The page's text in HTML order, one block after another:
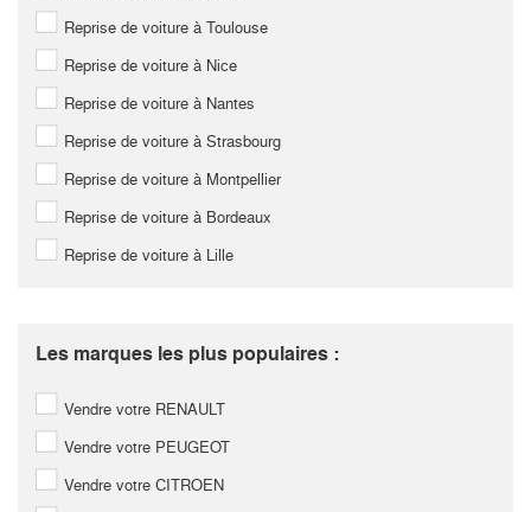
Reprise de voiture à Toulouse
Reprise de voiture à Nice
Reprise de voiture à Nantes
Reprise de voiture à Strasbourg
Reprise de voiture à Montpellier
Reprise de voiture à Bordeaux
Reprise de voiture à Lille
Les marques les plus populaires :
Vendre votre RENAULT
Vendre votre PEUGEOT
Vendre votre CITROEN